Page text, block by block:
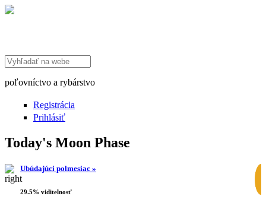
Search this site
poľovníctvo a rybárstvo
Registrácia
Prihlásiť
Today's Moon Phase
Ubúdajúci polmesiac »
29.5% viditelnosť